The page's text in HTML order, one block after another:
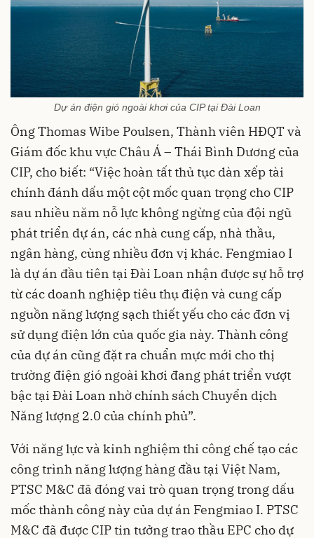
Dự án điện gió ngoài khơi của CIP tại Đài Loan
Ông Thomas Wibe Poulsen, Thành viên HĐQT và
Giám đốc khu vực Châu Á – Thái Bình Dương của
CIP, cho biết: “Việc hoàn tất thủ tục dàn xếp tài
chính đánh dấu một cột mốc quan trọng cho CIP
sau nhiều năm nỗ lực không ngừng của đội ngũ
phát triển dự án, các nhà cung cấp, nhà thầu,
ngân hàng, cùng nhiều đơn vị khác. Fengmiao I
là dự án đầu tiên tại Đài Loan nhận được sự hỗ trợ
từ các doanh nghiệp tiêu thụ điện và cung cấp
nguồn năng lượng sạch thiết yếu cho các đơn vị
sử dụng điện lớn của quốc gia này. Thành công
của dự án cũng đặt ra chuẩn mực mới cho thị
trường điện gió ngoài khơi đang phát triển vượt
bậc tại Đài Loan nhờ chính sách Chuyển dịch
Năng lượng 2.0 của chính phủ”.
Với năng lực và kinh nghiệm thi công chế tạo các
công trình năng lượng hàng đầu tại Việt Nam,
PTSC M&C đã đóng vai trò quan trọng trong dấu
mốc thành công này của dự án Fengmiao I. PTSC
M&C đã được CIP tin tưởng trao thầu EPC cho dự